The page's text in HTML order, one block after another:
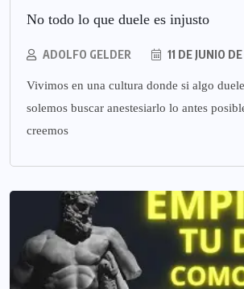
No todo lo que duele es injusto
ADOLFO GELDER 11 DE JUNIO
Vivimos en una cultura donde si algo
solemos buscar anestesiarlo lo antes
creemos